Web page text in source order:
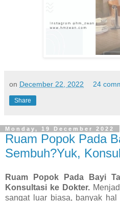
on December 22, 2022 24
Share
Monday, 19 December 2022
Ruam Popok Pada
Sembuh?Yuk,
Ruam Popok Pada Bayi
Konsultasi ke Dokter.
sangat luar biasa, banyak